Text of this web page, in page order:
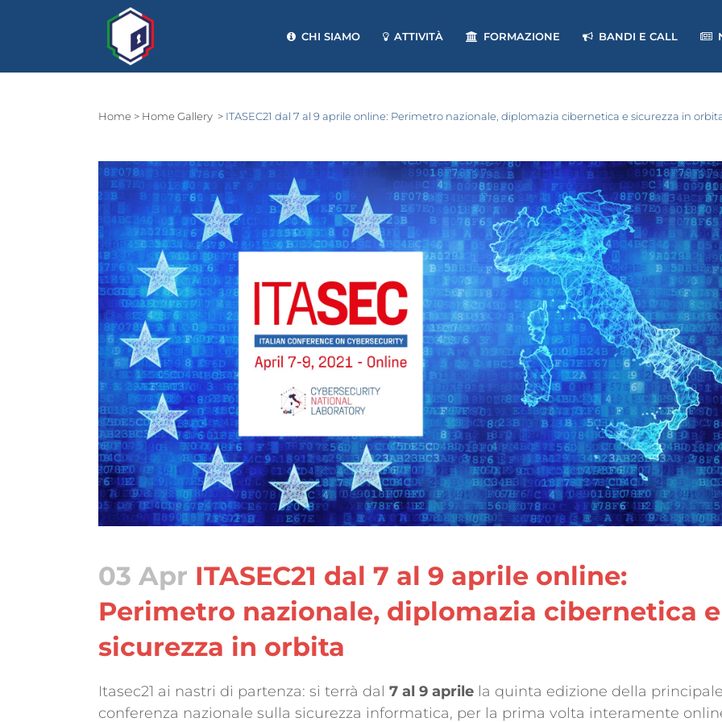
CHI SIAMO ATTIVITÀ FORMAZIONE BANDI E CALL
Home > Home Gallery > ITASEC21 dal 7 al 9 aprile online: Perimetro nazionale, diplomazia cibernetica e sicurezza in
03 Apr ITASEC21 dal 7 al 9 aprile online:
Perimetro nazionale, diplomazia cibernetica e
sicurezza in orbita
Itasec21 ai nastri di partenza: si terrà dal 7 al 9 aprile la quinta edizione della
conferenza nazionale sulla sicurezza informatica, per la prima volta interamente